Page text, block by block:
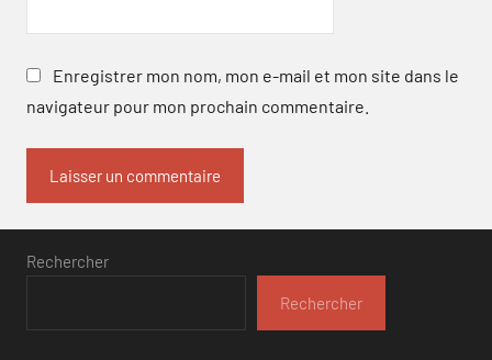
Enregistrer mon nom, mon e-mail et mon site dans le
navigateur pour mon prochain commentaire.
Rechercher
Rechercher